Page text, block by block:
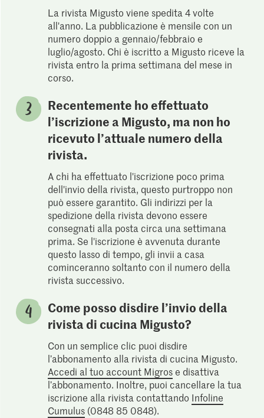
La rivista Migusto viene spedita 4 volte
all'anno. La pubblicazione è mensile con un
numero doppio a gennaio/febbraio e
luglio/agosto. Chi è iscritto a Migusto riceve la
rivista entro la prima settimana del mese in
corso.
Recentemente ho effettuato
l’iscrizione a Migusto, ma non ho
ricevuto l’attuale numero della
rivista.
A chi ha effettuato l'iscrizione poco prima
dell'invio della rivista, questo purtroppo non
può essere garantito. Gli indirizzi per la
spedizione della rivista devono essere
consegnati alla posta circa una settimana
prima. Se l'iscrizione è avvenuta durante
questo lasso di tempo, gli invii a casa
cominceranno soltanto con il numero della
rivista successivo.
Come posso disdire l’invio della
rivista di cucina Migusto?
Con un semplice clic puoi disdire
l’abbonamento alla rivista di cucina Migusto.
Accedi al tuo account Migrose disattiva
l’abbonamento. Inoltre, puoi cancellare la tua
iscrizione alla rivista contattando Infoline
Cumulus (0848 85 0848).